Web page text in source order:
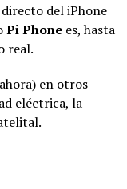
del iPhone
Pi Phone es, hasta
real.
en otros
eléctrica, la